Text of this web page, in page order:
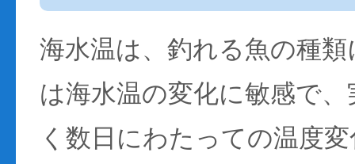
海水温は、釣れる魚の種
は海水温の変化に敏感で
く数日にわたっての温度